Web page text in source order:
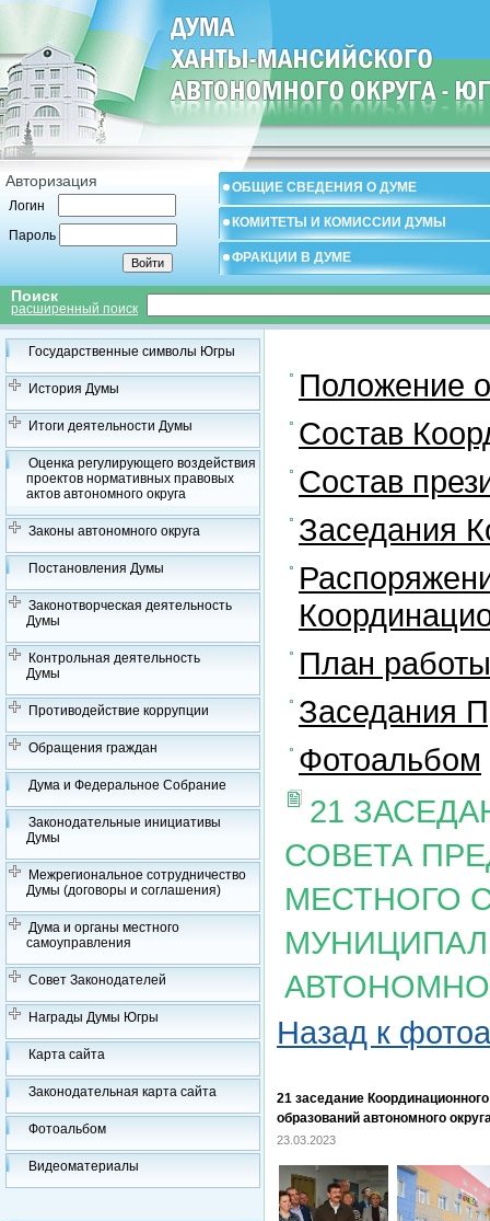
Авторизация
Логин
Пароль
ОБЩИЕ СВЕДЕНИЯ О ДУМЕ
КОМИТЕТЫ И КОМИССИИ ДУМЫ
ФРАКЦИИ В ДУМЕ
Поиск
расширенный поиск
Государственные символы Югры
История Думы
Итоги деятельности Думы
Оценка регулирующего воздействия
проектов нормативных правовых
актов автономного округа
Законы автономного округа
Постановления Думы
Законотворческая деятельность
Думы
Контрольная деятельность
Думы
Противодействие коррупции
Обращения граждан
Дума и Федеральное Собрание
Законодательные инициативы
Думы
Межрегиональное сотрудничество
Думы (договоры и соглашения)
Дума и органы местного
самоуправления
Совет Законодателей
Награды Думы Югры
Карта сайта
Законодательная карта сайта
Фотоальбом
Видеоматериалы
Положение
Состав
Состав
Заседания
План
Заседания
Фотоальбом
21
СОВЕТА
МЕСТНОГО
Назад к
21 заседание
образований автономного
23.03.2023